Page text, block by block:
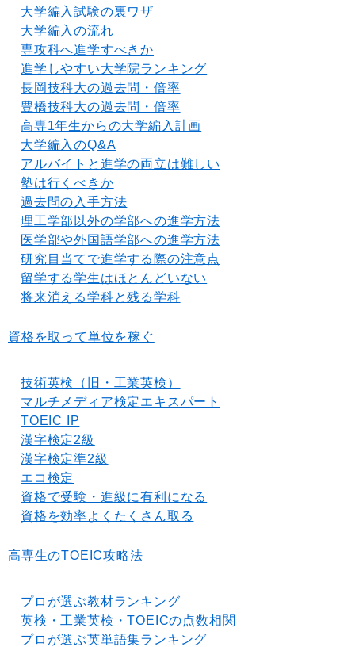
大学編入試験の裏ワザ
大学編入の流れ
専攻科へ進学すべきか
進学しやすい大学院ランキング
長岡技科大の過去問・倍率
豊橋技科大の過去問・倍率
高専1年生からの大学編入計画
大学編入のQ&A
アルバイトと進学の両立は難しい
塾は行くべきか
過去問の入手方法
理工学部以外の学部への進学方法
医学部や外国語学部への進学方法
研究目当てで進学する際の注意点
留学する学生はほとんどいない
将来消える学科と残る学科
資格を取って単位を稼ぐ
技術英検（旧・工業英検）
マルチメディア検定エキスパート
TOEIC IP
漢字検定2級
漢字検定準2級
エコ検定
資格で受験・進級に有利になる
資格を効率よくたくさん取る
高専生のTOEIC攻略法
プロが選ぶ教材ランキング
英検・工業英検・TOEICの点数相関
プロが選ぶ英単語集ランキング